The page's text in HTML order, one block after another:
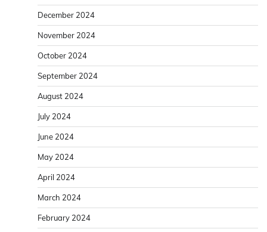
December 2024
November 2024
October 2024
September 2024
August 2024
July 2024
June 2024
May 2024
April 2024
March 2024
February 2024